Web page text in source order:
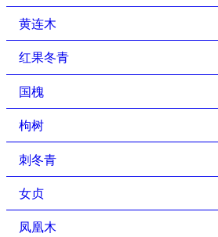
黄连木
红果冬青
国槐
枸树
刺冬青
女贞
凤凰木